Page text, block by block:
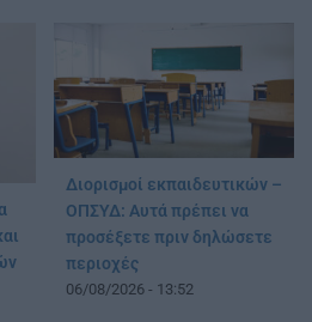
Διορισμοί εκπαιδευτικών –
ΟΠΣΥΔ: Αυτά πρέπει να
προσέξετε πριν δηλώσετε
περιοχές
06/08/2026 - 13:52